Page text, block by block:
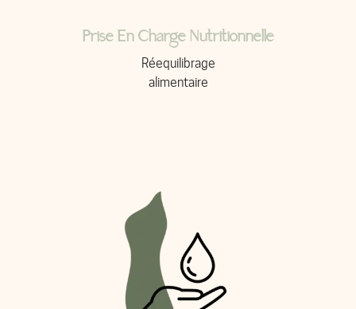
Prise En Charge Nutritionnelle
Réequilibrage
alimentaire